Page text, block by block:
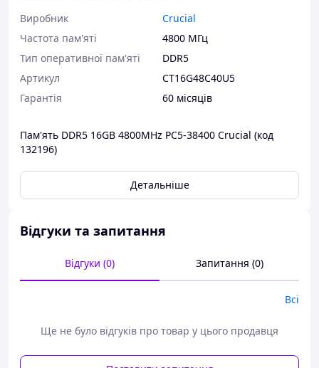
Виробник
Crucial
Частота пам'яті
4800 МГц
Тип оперативної пам'яті
DDR5
Артикул
CT16G48C40U5
Гарантія
60 місяців
Пам'ять DDR5 16GB 4800MHz PC5-38400 Crucial (код
132196)
Детальніше
Відгуки та запитання
Відгуки (0) Запитання (0)
Всі
Ще не було відгуків про товар у цього продавця